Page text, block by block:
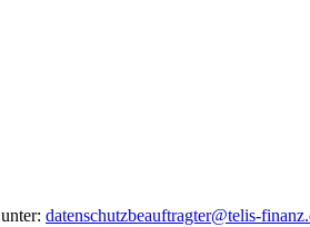
datenschutzbeauftragter@telis-